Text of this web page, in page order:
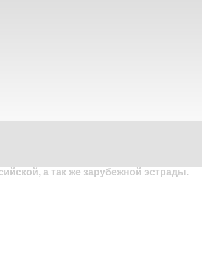
а так же зарубежной эстрады.